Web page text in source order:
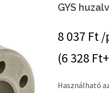
GYS
8 037 Ft
(6 328
Használható